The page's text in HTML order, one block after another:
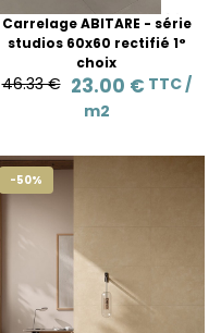
Carrelage ABITARE - série
studios 60x60 rectifié 1°
choix
46.33 € 23.00 € TTC /
m2
-50%